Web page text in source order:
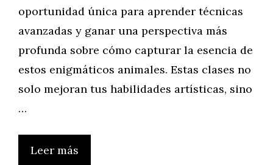
oportunidad única para aprender técnicas
avanzadas y ganar una perspectiva más
profunda sobre cómo capturar la esencia de
estos enigmáticos animales. Estas clases no
solo mejoran tus habilidades artísticas, sino
…
Leer más